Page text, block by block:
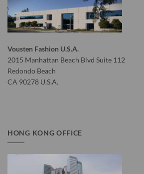
Vousten Fashion U.S.A.
2015 Manhattan Beach Blvd Suite 112
Redondo Beach
CA 90278 U.S.A.
HONG KONG OFFICE